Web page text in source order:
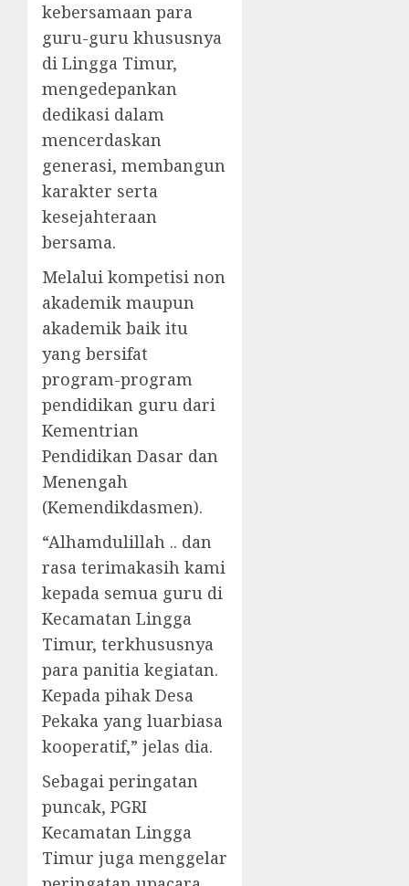
kebersamaan para
guru-guru khususnya
di Lingga Timur,
mengedepankan
dedikasi dalam
mencerdaskan
generasi, membangun
karakter serta
kesejahteraan
bersama.
Melalui kompetisi non
akademik maupun
akademik baik itu
yang bersifat
program-program
pendidikan guru dari
Kementrian
Pendidikan Dasar dan
Menengah
(Kemendikdasmen).
“Alhamdulillah .. dan
rasa terimakasih kami
kepada semua guru di
Kecamatan Lingga
Timur, terkhususnya
para panitia kegiatan.
Kepada pihak Desa
Pekaka yang luarbiasa
kooperatif,” jelas dia.
Sebagai peringatan
puncak, PGRI
Kecamatan Lingga
Timur juga menggelar